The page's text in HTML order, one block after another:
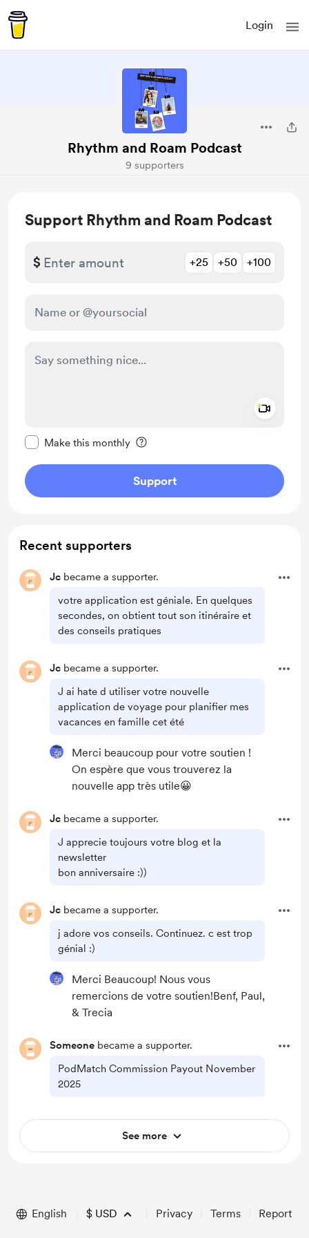
Login
Rhythm and Roam Podcast
9 supporters
Support Rhythm and Roam Podcast
$ +25 +50 +100
Make this monthly
Support
Recent supporters
Jc became a supporter.
votre application est géniale. En quelques
secondes, on obtient tout son itinéraire et
des conseils pratiques
Jc became a supporter.
J ai hate d utiliser votre nouvelle
application de voyage pour planifier mes
vacances en famille cet été
Merci beaucoup pour votre soutien !
On espère que vous trouverez la
nouvelle app très utile😀
Jc became a supporter.
J apprecie toujours votre blog et la
newsletter
bon anniversaire :))
Jc became a supporter.
j adore vos conseils. Continuez. c est trop
génial :)
Merci Beaucoup! Nous vous
remercions de votre soutien!Benf, Paul,
& Trecia
Someone became a supporter.
PodMatch Commission Payout November
2025
See more
English $ USD Privacy Terms Report